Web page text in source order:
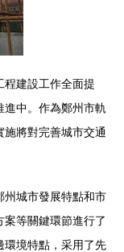
程建設工作全面提
。作為鄭州市軌
將對完善城市交通
州城市發展特點和市
方案等關鍵環節進行了
環境特點，采用了先